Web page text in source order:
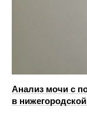
Анализ мочи с
в